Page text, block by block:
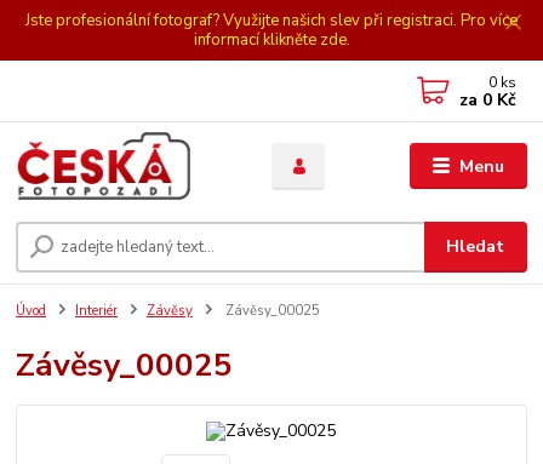
Jste profesionální fotograf? Využijte našich slev při registraci. Pro více
informací klikněte zde.
Menu
Hledat
0 ks
za 0 Kč
Úvod Interiér Závěsy Závěsy_00025
Závěsy_00025